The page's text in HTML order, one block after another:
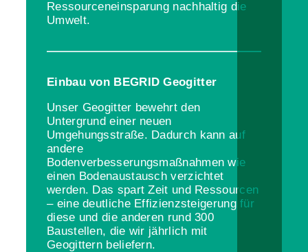
Ressourceneinsparung nachhaltig die
Umwelt.
Einbau von BEGRID Geogitter
Unser Geogitter bewehrt den
Untergrund einer neuen
Umgehungsstraße. Dadurch kann auf
andere
Bodenverbesserungsmaßnahmen wie
einen Bodenaustausch verzichtet
werden. Das spart Zeit und Ressourcen
– eine deutliche Effizienzsteigerung für
diese und die anderen rund 300
Baustellen, die wir jährlich mit
Geogittern beliefern.